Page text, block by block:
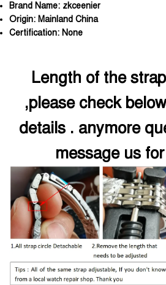
Brand Name: zkceenier
Origin: Mainland China
Certification: None
Length of the
,please check
details . anymore
message us